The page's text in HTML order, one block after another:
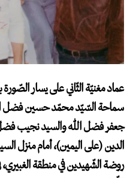
سماحة السّيّد محمّد حسين فضل
جعفر فضل الله والسيد نجيب
الدين (على اليمين)، أمام منزل
روضة الشّهيدين في منطقة الغبيري،